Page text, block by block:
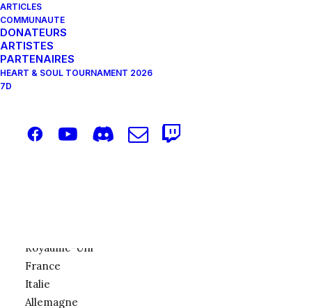
ARTICLES
COMMUNAUTE
DONATEURS
ARTISTES
PARTENAIRES
HEART & SOUL TOURNAMENT 2026
7D
Les Materia Cups seront six événements de deux
jours, au format construit standard, ouvert à tous. Ils
auront lieu de Avril à Août. A chaque tournoi, le top 4
de la Materia Cup sera qualifié pour le championnat
championnat d’Europe sera transférée au joueur
Royaume-Uni
France
Italie
Allemagne